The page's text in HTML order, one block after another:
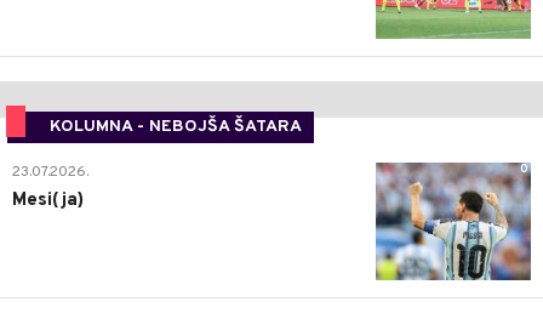
KOLUMNA - NEBOJŠA ŠATARA
0
23.07.2026.
Mesi(ja)